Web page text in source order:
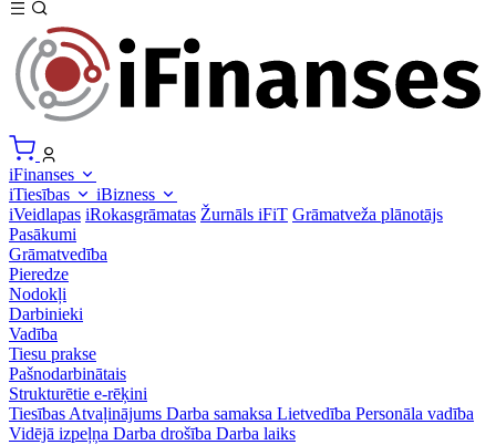
iFinanses
iTiesības
iBizness
iVeidlapas iRokasgrāmatas Žurnāls iFiT Grāmatveža plānotājs
Pasākumi
Grāmatvedība
Pieredze
Nodokļi
Darbinieki
Vadība
Tiesu prakse
Pašnodarbinātais
Strukturētie e-rēķini
Tiesības Atvaļinājums Darba samaksa Lietvedība Personāla vadība
Vidējā izpeļņa Darba drošība Darba laiks